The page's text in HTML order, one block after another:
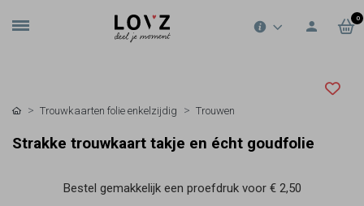
0
Trouwkaarten folie enkelzijdig Trouwen
Strakke trouwkaart takje en écht goudfolie
Bestel gemakkelijk een proefdruk voor € 2,50